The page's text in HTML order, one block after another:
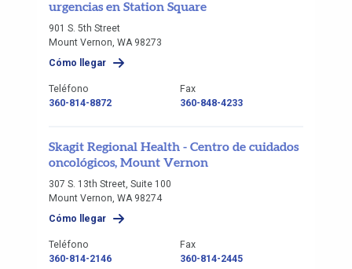
urgencias en Station Square
901 S. 5th Street
Mount Vernon, WA 98273
Cómo llegar
Teléfono
360-814-8872
Fax
360-848-4233
Skagit Regional Health - Centro de cuidados
oncológicos, Mount Vernon
307 S. 13th Street, Suite 100
Mount Vernon, WA 98274
Cómo llegar
Teléfono
360-814-2146
Fax
360-814-2445